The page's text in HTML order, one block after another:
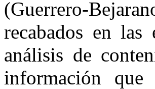
(Guerrero-
recabados en las
análisis de
información que